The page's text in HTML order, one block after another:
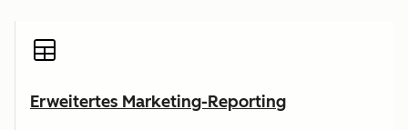
Erweitertes Marketing-Reporting